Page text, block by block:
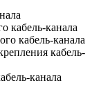
кабель-канала
кабель-канала
кабель-
канала